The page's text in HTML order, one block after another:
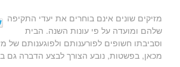
מזיקים שונים אינם בוחרים את יעדי התקיפה
שלהם ומועדה על פי עונות השנה. הבית
וסביבתו חשופים לפורענותם ולפוגענותם של
מכאן, בפשטות, נובע הצורך לבצע הדברה גם